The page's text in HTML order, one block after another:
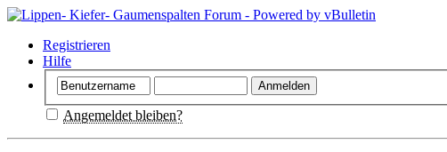
Registrieren
Hilfe
Angemeldet bleiben?